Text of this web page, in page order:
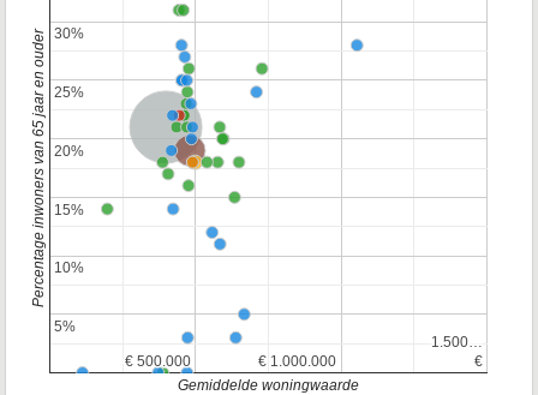
Nederland
Provincie Noord-Holland
€ 500.000
€ 500.000 € 1.000.000
€ 1.000.000 €
€
1.500…
1.500…
5%
5%
10%
10%
15%
15%
20%
20%
25%
25%
30%
30%
Gemiddelde woningwaarde
Percentage inwoners van 65 jaar en ouder